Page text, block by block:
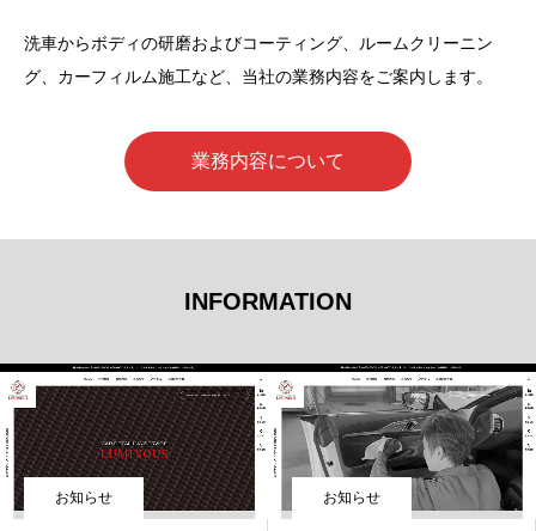
洗車からボディの研磨およびコーティング、ルームクリーニン
グ、カーフィルム施工など、当社の業務内容をご案内します。
業務内容について
INFORMATION
お知らせ お知らせ